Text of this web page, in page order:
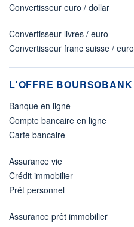
Convertisseur euro / dollar
Convertisseur livres / euro
Convertisseur franc suisse / euro
L'OFFRE BOURSOBANK
Banque en ligne
Compte bancaire en ligne
Carte bancaire
Assurance vie
Crédit immobilier
Prêt personnel
Assurance prêt immobilier